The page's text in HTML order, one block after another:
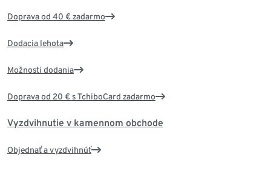
Doprava od 40 € zadarmo
Dodacia lehota
Možnosti dodania
Doprava od 20 € s TchiboCard zadarmo
Vyzdvihnutie v kamennom obchode
Objednať a vyzdvihnúť